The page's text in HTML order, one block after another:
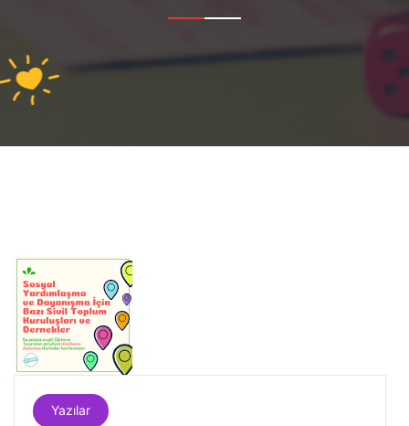
Yazılar